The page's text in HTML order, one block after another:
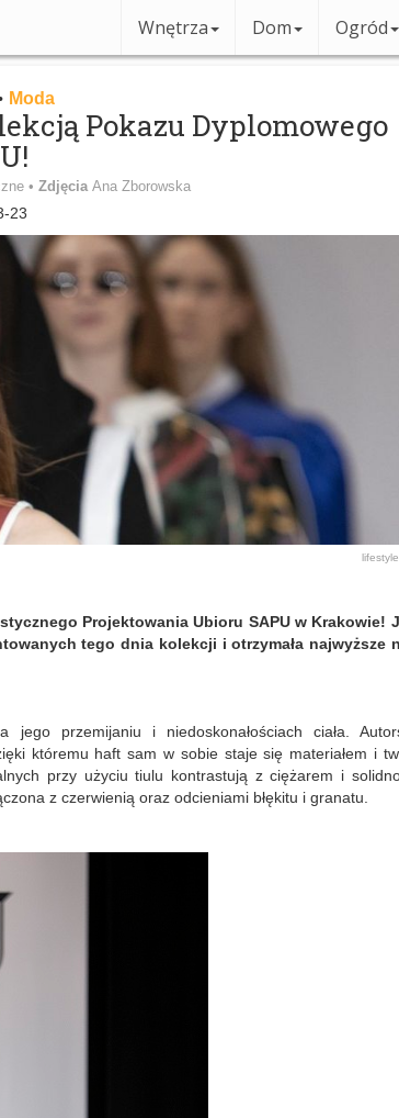
Wnętrza Dom Ogród
Moda
Pokazu Dyplomowego
• Zdjęcia Ana Zborowska
23
lifestyle
Projektowania Ubioru SAPU w Krakowie!
tego dnia kolekcji i otrzymała najwyższe
przemijaniu i niedoskonałościach ciała.
któremu haft sam w sobie staje się materiałem i
przy użyciu tiulu kontrastują z ciężarem i
z czerwienią oraz odcieniami błękitu i granatu.